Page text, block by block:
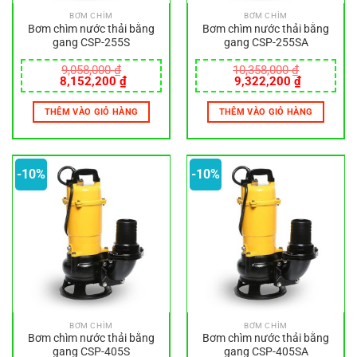
BƠM CHÌM
Bơm chìm nước thải bằng
gang CSP-255S
9,058,000₫
Giá
gốc
là:
9,058,000 ₫.
8,152,200 ₫Giá
hiện
tại
là:
8,152,200 ₫.
THÊM VÀO GIỎ HÀNG
BƠM CHÌM
Bơm chìm nước thải bằng
gang CSP-255SA
10,358,000₫
Giá
gốc
là:
10,358,000 ₫.
9,322,200 ₫Giá
hiện
tại
là:
THÊM VÀO GIỎ HÀNG
-10%
BƠM CHÌM
Bơm chìm nước thải bằng
gang CSP-405S
-10%
BƠM CHÌM
Bơm chìm nước thải bằng
gang CSP-405SA